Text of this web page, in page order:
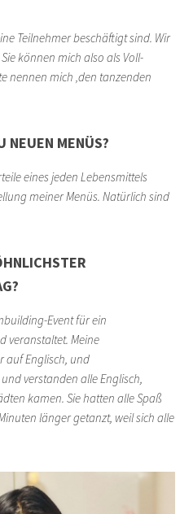
Teilnehmer beschäftigt sind. Wir
können mich also als Voll-
nennen mich ‚den tanzenden
NEUEN MENÜS?
eines jeden Lebensmittels
meiner Menüs. Natürlich sind
Event für ein
veranstaltet. Meine
auf Englisch, und
verstanden alle Englisch,
kamen. Sie hatten alle Spaß
länger getanzt, weil sich alle